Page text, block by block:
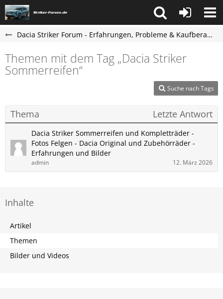
Dacia Striker Forum - Erfahrungen, Probleme & Kaufberatung
Themen mit dem Tag „Dacia Striker
Sommerreifen“
Suche nach Tags
Thema Letzte Antwort
Dacia Striker Sommerreifen und Kompletträder -
Fotos Felgen - Dacia Original und Zubehörräder -
Erfahrungen und Bilder
admin 12. März 2026
Inhalte
Artikel
Themen
Bilder und Videos